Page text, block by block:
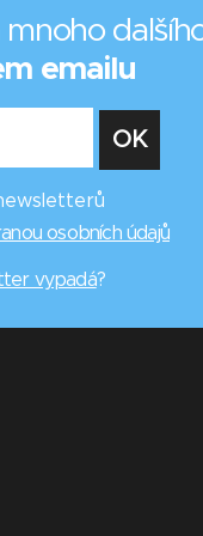
emailu
osobních údajů
vypadá?